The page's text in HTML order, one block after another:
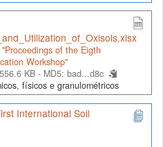
of the Eigth
Workshop"
KB - MD5: bad...d8c
físicos e granulométricos
International Soil